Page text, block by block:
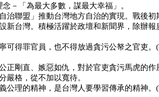
－「為最大多數，謀最大幸福」。
治聯盟」推動台灣地方自治的實現。戰後
新台灣。積極活躍於政壇和新聞界，除辦報
可得罪官員，也不得放過貪污公帑之官吏。
正剛直、嫉惡如仇，對於官吏貪污馬虎的
嚴格，從不加以寬待。
公理的精神，是台灣人要學習傳承的精神。